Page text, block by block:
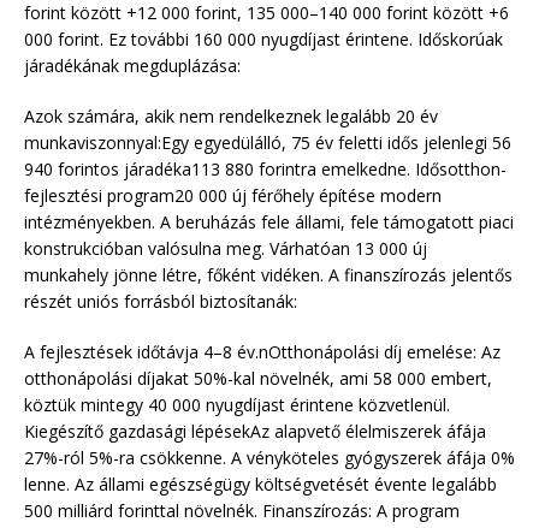
forint között +12 000 forint, 135 000–140 000 forint között +6
000 forint. Ez további 160 000 nyugdíjast érintene. Időskorúak
járadékának megduplázása:
Azok számára, akik nem rendelkeznek legalább 20 év
munkaviszonnyal:Egy egyedülálló, 75 év feletti idős jelenlegi 56
940 forintos járadéka113 880 forintra emelkedne. Idősotthon-
fejlesztési program20 000 új férőhely építése modern
intézményekben. A beruházás fele állami, fele támogatott piaci
konstrukcióban valósulna meg. Várhatóan 13 000 új
munkahely jönne létre, főként vidéken. A finanszírozás jelentős
részét uniós forrásból biztosítanák:
A fejlesztések időtávja 4–8 év.nOtthonápolási díj emelése: Az
otthonápolási díjakat 50%-kal növelnék, ami 58 000 embert,
köztük mintegy 40 000 nyugdíjast érintene közvetlenül.
Kiegészítő gazdasági lépésekAz alapvető élelmiszerek áfája
27%-ról 5%-ra csökkenne. A vényköteles gyógyszerek áfája 0%
lenne. Az állami egészségügy költségvetését évente legalább
500 milliárd forinttal növelnék. Finanszírozás: A program